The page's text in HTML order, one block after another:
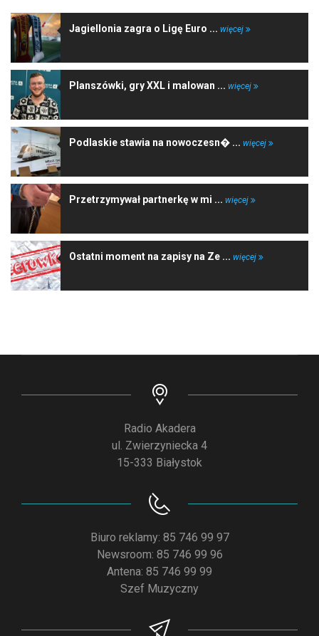
Jagiellonia zagra o Ligę Euro ... więcej
Planszówki, gry XXL i malowan ... więcej
Podlaskie stawia na nowoczesn� ... więcej
Przetrzymywał partnerkę w mi ... więcej
Ostatni moment na zapisy na Ze ... więcej
Radio Akadera
ul. Zwierzyniecka 4
15-333 Białystok
Biuro reklamy: 85 746 99 97
Newsroom: 85 746 99 96
Antena: 85 746 99 99
Szef Muzyczny